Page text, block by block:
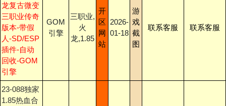
龙复古微变
三职业传奇
版本-带假
人-SD/ESP
插件-自动
回收-GOM
引擎
GOM
引擎
三职业,
火
龙,1.85
开
区
网
站
2026-
01-18
游
戏
截
图
联系客服 联系客服
23-088独家
1.85热血合